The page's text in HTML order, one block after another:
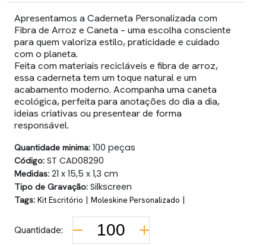
Apresentamos a Caderneta Personalizada com
Fibra de Arroz e Caneta – uma escolha consciente
para quem valoriza estilo, praticidade e cuidado
com o planeta.
Feita com materiais recicláveis e fibra de arroz,
essa caderneta tem um toque natural e um
acabamento moderno. Acompanha uma caneta
ecológica, perfeita para anotações do dia a dia,
ideias criativas ou presentear de forma
responsável.
Quantidade minima: 100 peças
Código: ST CAD08290
Medidas: 21 x 15,5 x 1,3 cm
Tipo de Gravação: Silkscreen
Tags: Kit Escritório | Moleskine Personalizado |
Quantidade: